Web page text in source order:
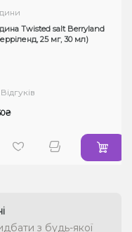
Twisted salt Berryland
25 мг, 30 мл)
з будь-якої